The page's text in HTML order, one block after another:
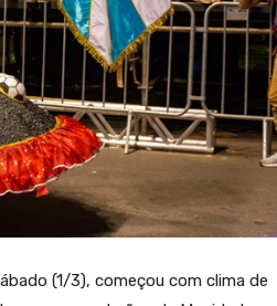
(1/3), começou com clima de